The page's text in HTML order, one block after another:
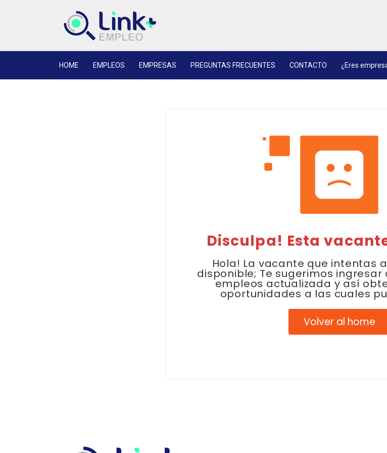
HOME EMPLEOS EMPRESAS PREGUNTAS FRECUENTES CONTACTO ¿Eres
Disculpa! Esta
Hola! La vacante que intentas
disponible; Te sugerimos
empleos actualizada y así
oportunidades a las cuales
Volver al home